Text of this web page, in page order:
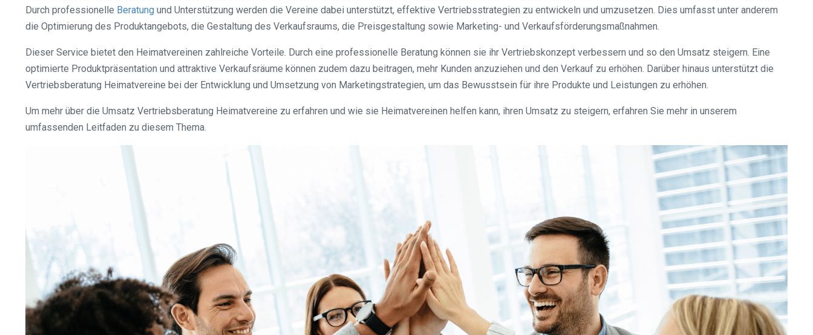
Durch professionelle Beratung und Unterstützung werden die Vereine dabei unterstützt, effektive Vertriebsstrategien zu entwickeln und umzusetzen. Dies umfasst unter anderem
die Optimierung des Produktangebots, die Gestaltung des Verkaufsraums, die Preisgestaltung sowie Marketing- und Verkaufsförderungsmaßnahmen.
Dieser Service bietet den Heimatvereinen zahlreiche Vorteile. Durch eine professionelle Beratung können sie ihr Vertriebskonzept verbessern und so den Umsatz steigern. Eine
optimierte Produktpräsentation und attraktive Verkaufsräume können zudem dazu beitragen, mehr Kunden anzuziehen und den Verkauf zu erhöhen. Darüber hinaus unterstützt die
Vertriebsberatung Heimatvereine bei der Entwicklung und Umsetzung von Marketingstrategien, um das Bewusstsein für ihre Produkte und Leistungen zu erhöhen.
Um mehr über die Umsatz Vertriebsberatung Heimatvereine zu erfahren und wie sie Heimatvereinen helfen kann, ihren Umsatz zu steigern, erfahren Sie mehr in unserem
umfassenden Leitfaden zu diesem Thema.